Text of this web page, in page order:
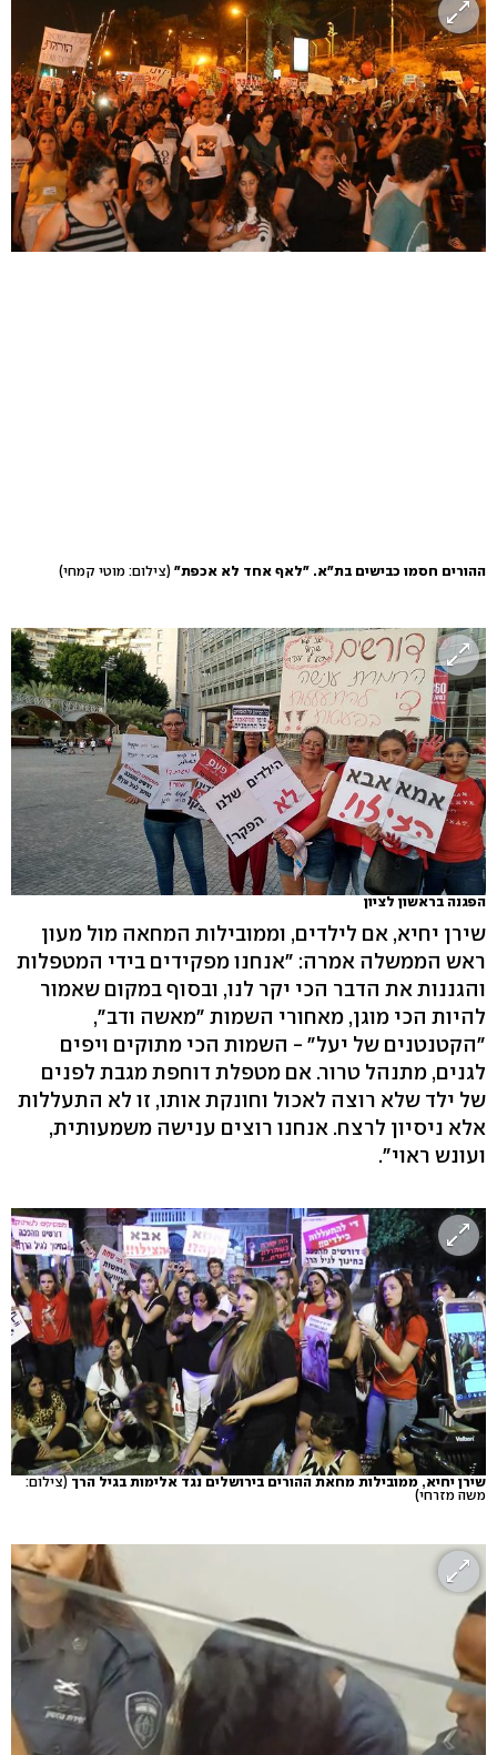
ההורים חסמו כבישים בת"א. "לאף אחד לא אכפת" (צילום: מוטי קמחי)
הפגנה בראשון לציון
שירן יחיא, אם לילדים, וממובילות המחאה מול מעון
ראש הממשלה אמרה: "אנחנו מפקידים בידי המטפלות
והגננות את הדבר הכי יקר לנו, ובסוף במקום שאמור
להיות הכי מוגן, מאחורי השמות "מאשה ודב",
"הקטנטנים של יעל" - השמות הכי מתוקים ויפים
לגנים, מתנהל טרור. אם מטפלת דוחפת מגבת לפנים
של ילד שלא רוצה לאכול וחונקת אותו, זו לא התעללות
אלא ניסיון לרצח. אנחנו רוצים ענישה משמעותית,
ועונש ראוי".
שירן יחיא, ממובילות מחאת ההורים בירושלים נגד אלימות בגיל הרך (צילום:
משה מזרחי)